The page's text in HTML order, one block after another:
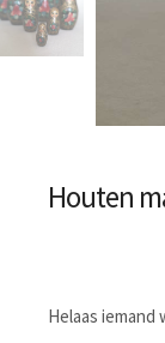
Houten
Helaas iemand